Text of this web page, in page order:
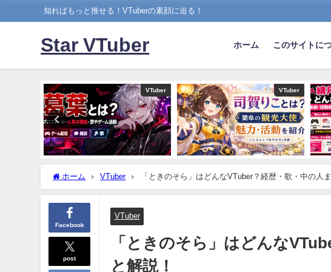
知ればもっと推せる！VTuberの素顔に迫る！
Star VTuber ホーム このサイトに
VTuber VTuber
ホーム VTuber 「ときのそら」はどんなVTuber？経歴・歌・中の人
Facebook
post
VTuber
「ときのそら」はどんな
と解説！